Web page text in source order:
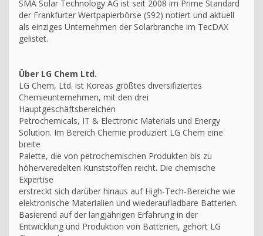
SMA Solar Technology AG ist seit 2008 im Prime Standard
der Frankfurter Wertpapierbörse (S92) notiert und aktuell
als einziges Unternehmen der Solarbranche im TecDAX
gelistet.
Über LG Chem Ltd.
LG Chem, Ltd. ist Koreas größtes diversifiziertes
Chemieunternehmen, mit den drei
Hauptgeschäftsbereichen
Petrochemicals, IT & Electronic Materials und Energy
Solution. Im Bereich Chemie produziert LG Chem eine
breite
Palette, die von petrochemischen Produkten bis zu
höherveredelten Kunststoffen reicht. Die chemische
Expertise
erstreckt sich darüber hinaus auf High-Tech-Bereiche wie
elektronische Materialien und wiederaufladbare Batterien.
Basierend auf der langjährigen Erfahrung in der
Entwicklung und Produktion von Batterien, gehört LG